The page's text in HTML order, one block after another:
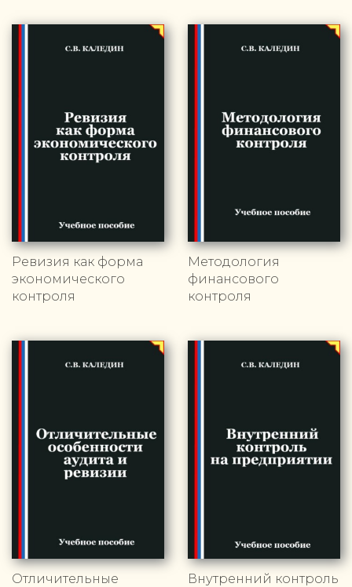
Ревизия как форма
экономического
контроля
Методология
финансового
контроля
Отличительные
Внутренний контроль